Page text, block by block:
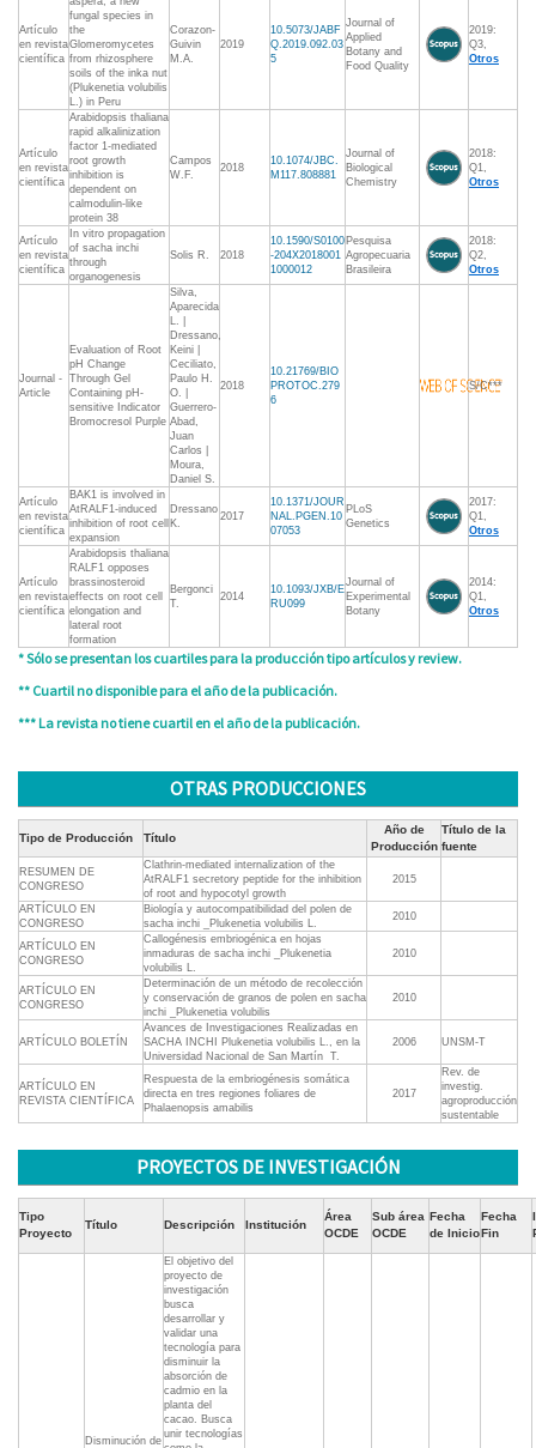
Artículo
en revista
científica
fungal species in
the
Glomeromycetes
from rhizosphere
soils of the inka nut
(Plukenetia volubilis
L.) in Peru
Corazon-
Guivin
M.A.
2019
10.5073/JABF
Q.2019.092.03
5
Journal of
Applied
Botany and
Food Quality
2019:
Q3,
Otros
Artículo
en revista
científica
Arabidopsis thaliana
rapid alkalinization
factor 1-mediated
root growth
inhibition is
dependent on
calmodulin-like
protein 38
Campos
W.F.
2018
10.1074/JBC.
M117.808881
Journal of
Biological
Chemistry
2018:
Q1,
Otros
Artículo
en revista
científica
In vitro propagation
of sacha inchi
through
organogenesis
Solis R. 2018
10.1590/S0100
-204X2018001
1000012
Pesquisa
Agropecuaria
Brasileira
2018:
Q2,
Otros
Journal -
Article
Evaluation of Root
pH Change
Through Gel
Containing pH-
sensitive Indicator
Bromocresol Purple
Silva,
Aparecida
L. |
Dressano,
Keini |
Ceciliato,
Paulo H.
O. |
Guerrero-
Abad,
Juan
Carlos |
Moura,
Daniel S.
2018
10.21769/BIO
PROTOC.279
6
S/C***
Artículo
en revista
científica
BAK1 is involved in
AtRALF1-induced
inhibition of root cell
expansion
Dressano
K.
2017
10.1371/JOUR
NAL.PGEN.10
07053
PLoS
Genetics
2017:
Q1,
Otros
Artículo
en revista
científica
Arabidopsis thaliana
RALF1 opposes
brassinosteroid
effects on root cell
elongation and
lateral root
formation
Bergonci
T.
2014
10.1093/JXB/E
RU099
Journal of
Experimental
Botany
2014:
Q1,
Otros
* Sólo se presentan los cuartiles para la producción tipo artículos y review.
** Cuartil no disponible para el año de la publicación.
*** La revista no tiene cuartil en el año de la publicación.
OTRAS PRODUCCIONES
Tipo de Producción Título
Año de
Producción
Título de la
fuente
RESUMEN DE
CONGRESO
Clathrin-mediated internalization of the
AtRALF1 secretory peptide for the inhibition
of root and hypocotyl growth
2015
ARTÍCULO EN
CONGRESO
Biología y autocompatibilidad del polen de
sacha inchi _Plukenetia volubilis L.
2010
ARTÍCULO EN
CONGRESO
Callogénesis embriogénica en hojas
inmaduras de sacha inchi _Plukenetia
volubilis L.
2010
ARTÍCULO EN
CONGRESO
Determinación de un método de recolección
y conservación de granos de polen en sacha
inchi _Plukenetia volubilis
2010
ARTÍCULO BOLETÍN
Avances de Investigaciones Realizadas en
SACHA INCHI Plukenetia volubilis L., en la
Universidad Nacional de San Martín  T.
2006 UNSM-T
ARTÍCULO EN
REVISTA CIENTÍFICA
Respuesta de la embriogénesis somática
directa en tres regiones foliares de
Phalaenopsis amabilis
2017
Rev. de
investig.
agroproducción
sustentable
PROYECTOS DE INVESTIGACIÓN
Tipo
Proyecto
Título Descripción Institución
Área
OCDE
Sub área
OCDE
Fecha
de Inicio
Fecha
Fin
Disminución de
El objetivo del
proyecto de
investigación
busca
desarrollar y
validar una
tecnología para
disminuir la
absorción de
cadmio en la
planta del
cacao. Busca
unir tecnologías